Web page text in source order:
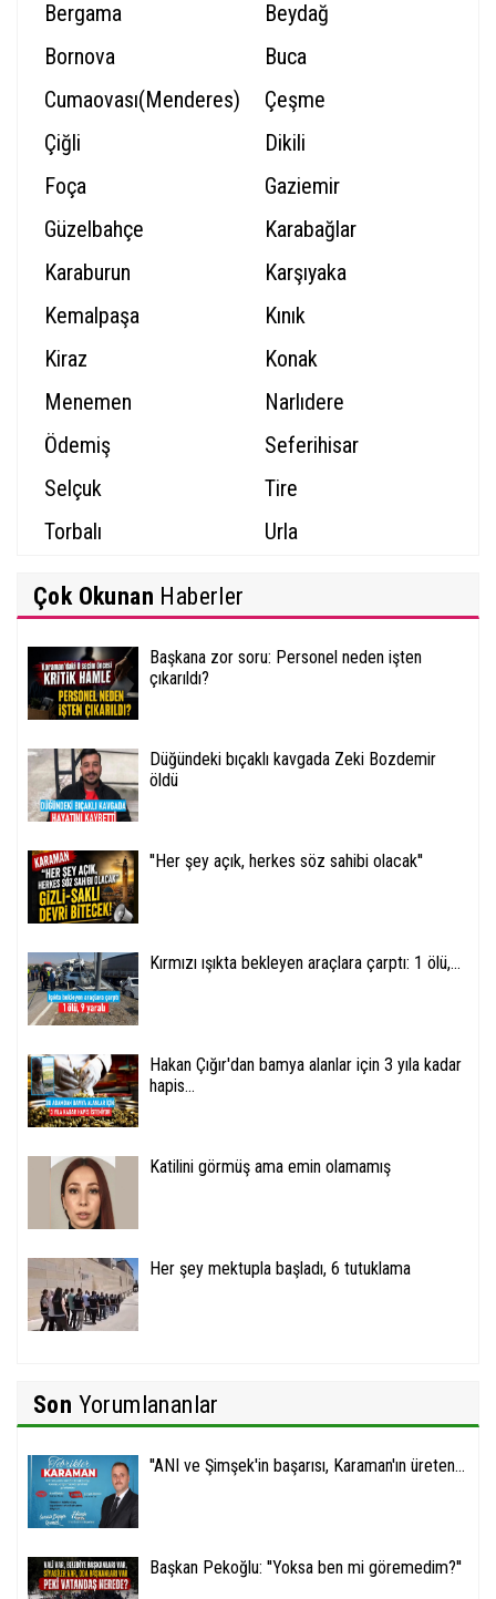
Bergama
Beydağ
Bornova
Buca
Cumaovası(Menderes)
Çeşme
Çiğli
Dikili
Foça
Gaziemir
Güzelbahçe
Karabağlar
Karaburun
Karşıyaka
Kemalpaşa
Kınık
Kiraz
Konak
Menemen
Narlıdere
Ödemiş
Seferihisar
Selçuk
Tire
Torbalı
Urla
Çok Okunan Haberler
Başkana zor soru: Personel neden işten
çıkarıldı?
Düğündeki bıçaklı kavgada Zeki Bozdemir
öldü
''Her şey açık, herkes söz sahibi olacak''
Kırmızı ışıkta bekleyen araçlara çarptı: 1 ölü,...
Hakan Çığır'dan bamya alanlar için 3 yıla kadar
hapis...
Katilini görmüş ama emin olamamış
Her şey mektupla başladı, 6 tutuklama
Son Yorumlananlar
''ANI ve Şimşek'in başarısı, Karaman'ın üreten...
Başkan Pekoğlu: ''Yoksa ben mi göremedim?''